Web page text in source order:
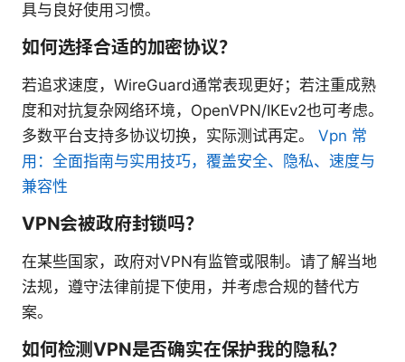
具与良好使用习惯。
如何选择合适的加密协议？
若追求速度，WireGuard通常表现更好；若注重成熟
度和对抗复杂网络环境，OpenVPN/IKEv2也可考虑。
多数平台支持多协议切换，实际测试再定。 Vpn 常
用：全面指南与实用技巧，覆盖安全、隐私、速度与
兼容性
VPN会被政府封锁吗？
在某些国家，政府对VPN有监管或限制。请了解当地
法规，遵守法律前提下使用，并考虑合规的替代方
案。
如何检测VPN是否确实在保护我的隐私？